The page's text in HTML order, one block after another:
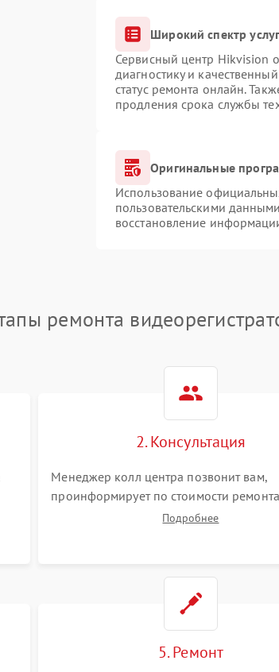
Широкий спектр услуг
Сервисный центр Hikvision
диагностику и
статус ремонта онлайн.
продления срока службы
Оригинальные
Использование
пользовательскими
восстановление
ремонта
2. Консультация
Менеджер колл центра позвонит вам,
проинформирует по стоимости
видеорегистратора а также ответит на
Подробнее
5. Ремонт